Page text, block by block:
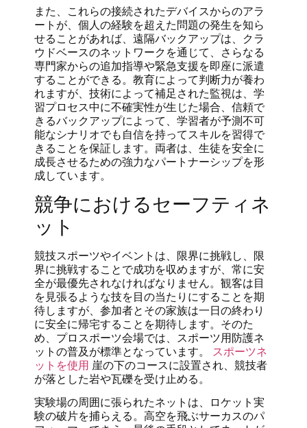
また、これらの接続されたデバイスからのアラ
ートが、個人の経験を超えた問題の発生を知ら
せることがあれば、遠隔バックアップは、クラ
ウドベースのネットワークを通じて、さらなる
専門家からの追加指導や緊急支援を即座に派遣
することができる。教育によって判断力が養わ
れますが、技術によって補足された監視は、学
習プロセス中に不確実性が生じた場合、信頼で
きるバックアップによって、学習者が予測不可
能なシナリオでも自信を持ってスキルを習得で
きることを保証します。両者は、生徒を安全に
成長させるための強力なパートナーシップを形
成しています。
競争におけるセーフティネ
ット
競技スポーツやイベントは、限界に挑戦し、限
界に挑戦することで成功を収めますが、常に安
全が最優先されなければなりません。観客は目
を見張るような技を目の当たりにすることを期
待しますが、参加者とその家族は一日の終わり
に安全に帰宅することを期待します。そのた
め、プロスポーツ会場では、スポーツ用防護ネ
ットの普及が標準となっています。
スポーツネ
ットを使用 崖の下のコースに設置され、競技者
が落とした岩や瓦礫を受け止める。
実験場の周囲に張られたネットは、ロケット実
験の破片を捕らえる。高空を飛ぶサーカスのパ